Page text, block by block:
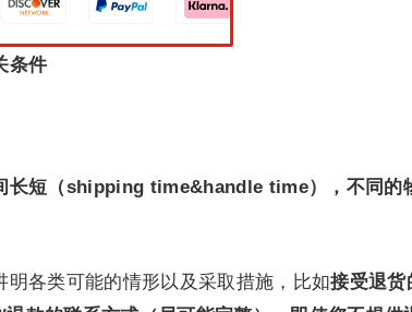
条件
长短（shipping time&handle time），不同的
各类可能的情形以及采取措施，比如接受退货